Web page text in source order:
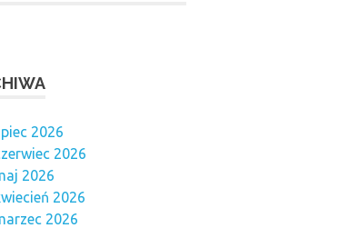
2026
2026
2026
2026
2026